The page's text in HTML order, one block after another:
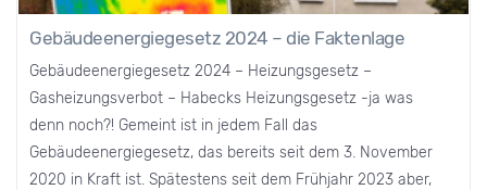
Gebäudeenergiegesetz 2024 – die Faktenlage
Gebäudeenergiegesetz 2024 – Heizungsgesetz –
Gasheizungsverbot – Habecks Heizungsgesetz -ja was
denn noch?! Gemeint ist in jedem Fall das
Gebäudeenergiegesetz, das bereits seit dem 3. November
2020 in Kraft ist. Spätestens seit dem Frühjahr 2023 aber,